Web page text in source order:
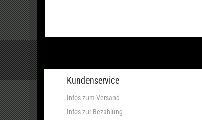
Kundenservice
Infos zum Versand
Infos zur Bezahlung